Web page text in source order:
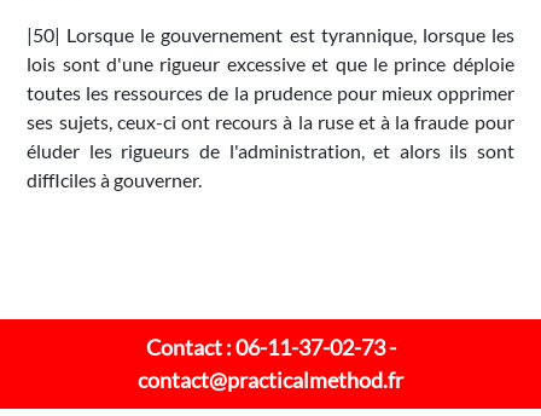
|50| Lorsque le gouvernement est tyrannique, lorsque les
lois sont d'une rigueur excessive et que le prince déploie
toutes les ressources de la prudence pour mieux opprimer
ses sujets, ceux-ci ont recours à la ruse et à la fraude pour
éluder les rigueurs de l'administration, et alors ils sont
diffIciles à gouverner.
Contact : 06-11-37-02-73 -
contact@practicalmethod.fr